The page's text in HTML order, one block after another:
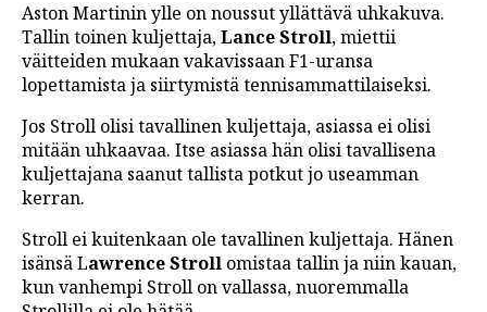
Aston Martinin ylle on noussut yllättävä uhkakuva.
Tallin toinen kuljettaja,Lance Stroll, miettii
väitteiden mukaan vakavissaan F1-uransa
lopettamista ja siirtymistä tennisammattilaiseksi.
Jos Stroll olisi tavallinen kuljettaja, asiassa ei olisi
mitään uhkaavaa. Itse asiassa hän olisi tavallisena
kuljettajana saanut tallista potkut jo useamman
kerran.
Stroll ei kuitenkaan ole tavallinen kuljettaja. Hänen
isänsä Lawrence Stroll omistaa tallin ja niin kauan,
kun vanhempi Stroll on vallassa, nuoremmalla